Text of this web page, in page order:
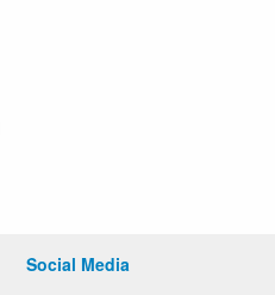
Social Media